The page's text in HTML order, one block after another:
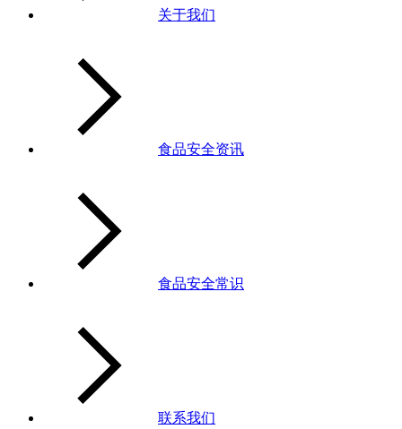
关于我们
食品安全资讯
食品安全常识
联系我们